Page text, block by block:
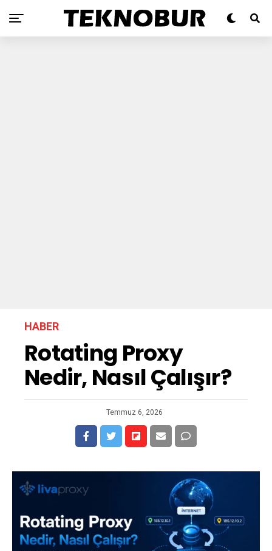
HABER
Rotating Proxy
Nedir, Nasıl Çalışır?
Temmuz 6, 2026